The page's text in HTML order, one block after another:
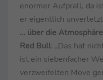
enormer Aufprall, da
er eigentlich unverletzt
… über die
Red Bull: „Das hat
ist ein siebenfacher
verzweifelten Move